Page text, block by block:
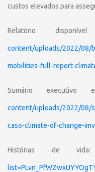
custos elevados para
Relatório
content/uploads/2022/08/
mobilities-full-report-
Sumário
content/uploads/2022/08/
caso-climate-of-change-
Histórias de